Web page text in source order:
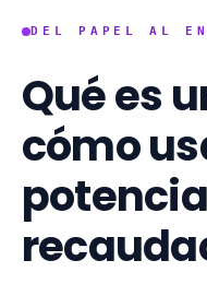
DEL PAPEL AL
Qué es
cómo